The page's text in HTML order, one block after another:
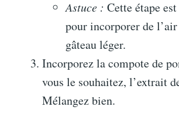
Astuce : Cette étape
pour incorporer de
gâteau léger.
Incorporez la compote de
vous le souhaitez, l’extrait
Mélangez bien.